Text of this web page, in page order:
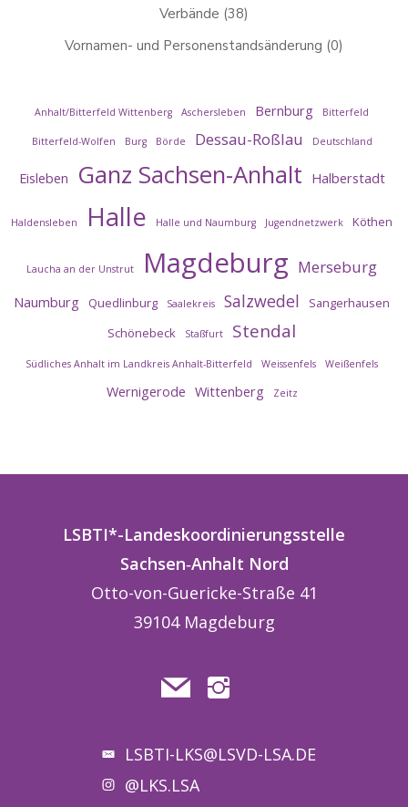
Verbände (38)
Vornamen- und Personenstandsänderung (0)
Anhalt/Bitterfeld Wittenberg Aschersleben Bernburg Bitterfeld
Bitterfeld-Wolfen Burg Börde Dessau-Roßlau Deutschland
Eisleben Ganz Sachsen-Anhalt Halberstadt
Haldensleben Halle Halle und Naumburg Jugendnetzwerk Köthen
Laucha an der Unstrut Magdeburg Merseburg
Naumburg Quedlinburg Saalekreis Salzwedel
Sangerhausen
Schönebeck
Staßfurt Stendal
Südliches Anhalt im Landkreis Anhalt-Bitterfeld Weissenfels Weißenfels
Wernigerode Wittenberg Zeitz
LSBTI*-Landeskoordinierungsstelle
Sachsen‑Anhalt Nord
Otto-von-Guericke-Straße 41
39104 Magdeburg
LSBTI-LKS@LSVD-LSA.DE
@LKS.LSA